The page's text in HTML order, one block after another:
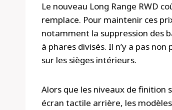
Le nouveau Long Range RWD
remplace. Pour maintenir ces
notamment la suppression des
à phares divisés. Il n’y a pas
sur les sièges intérieurs.
Alors que les niveaux de
écran tactile arrière, les